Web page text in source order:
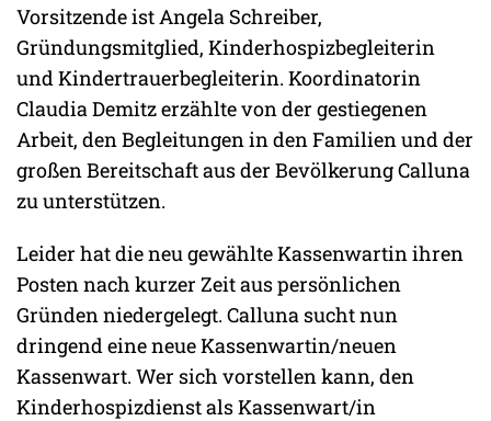
Vorsitzende ist Angela Schreiber,
Gründungsmitglied, Kinderhospizbegleiterin
und Kindertrauerbegleiterin. Koordinatorin
Claudia Demitz erzählte von der gestiegenen
Arbeit, den Begleitungen in den Familien und der
großen Bereitschaft aus der Bevölkerung Calluna
zu unterstützen.
Leider hat die neu gewählte Kassenwartin ihren
Posten nach kurzer Zeit aus persönlichen
Gründen niedergelegt. Calluna sucht nun
dringend eine neue Kassenwartin/neuen
Kassenwart. Wer sich vorstellen kann, den
Kinderhospizdienst als Kassenwart/in